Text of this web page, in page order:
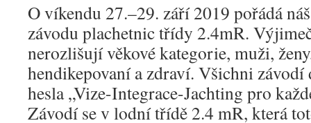
O víkendu 27.–29. září 2019 pořádá
závodu plachetnic třídy 2.4mR.
nerozlišují věkové kategorie, muži,
hendikepovaní a zdraví. Všichni
hesla „Vize-Integrace-Jachting pro
Závodí se v lodní třídě 2.4 mR, která